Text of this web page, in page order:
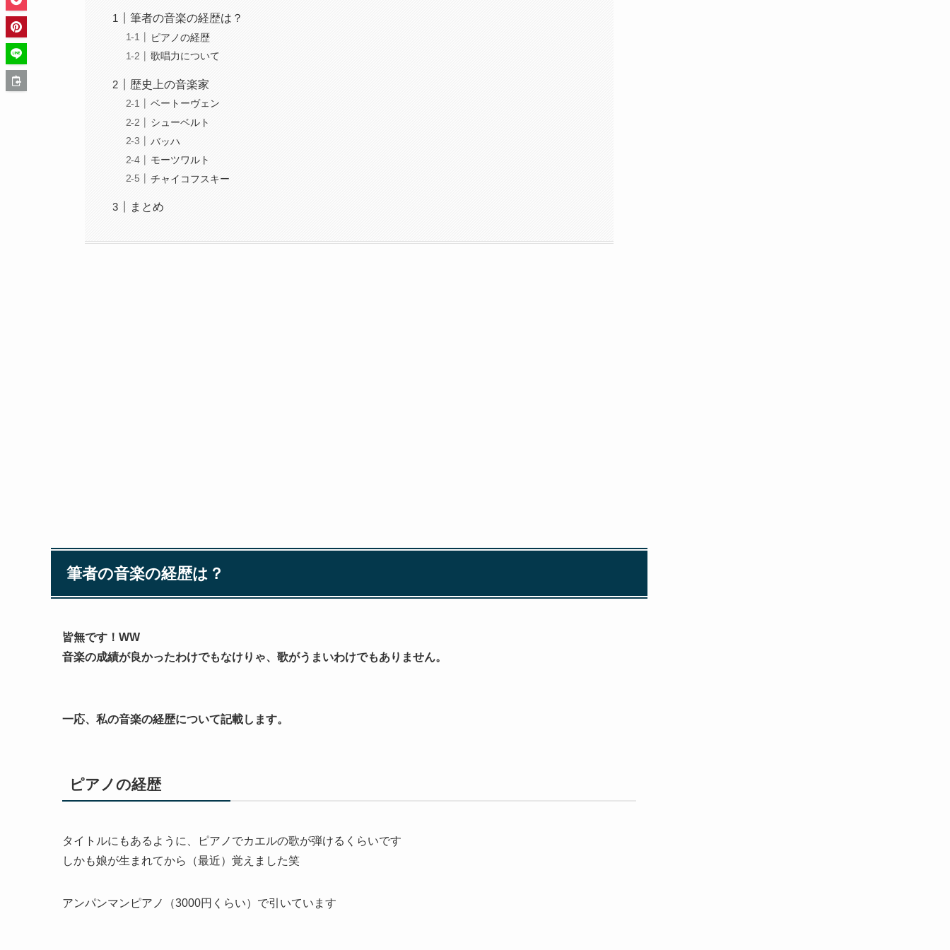
筆者の音楽の経歴は？
ピアノの経歴
歌唱力について
歴史上の音楽家
ベートーヴェン
シューベルト
バッハ
モーツワルト
チャイコフスキー
まとめ
筆者の音楽の経歴は？
皆無です！WW
音楽の成績が良かったわけでもなけりゃ、歌がうまいわけでもありません。
一応、私の音楽の経歴について記載します。
ピアノの経歴
タイトルにもあるように、ピアノでカエルの歌が弾けるくらいです
しかも娘が生まれてから（最近）覚えました笑
アンパンマンピアノ（3000円くらい）で引いています